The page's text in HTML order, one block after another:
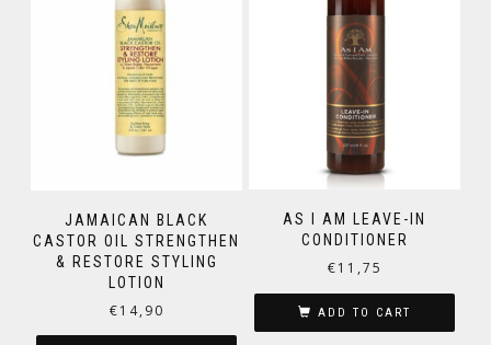
JAMAICAN BLACK
CASTOR OIL STRENGTHEN
& RESTORE STYLING
LOTION
€14,90
AS I AM LEAVE-IN
CONDITIONER
€11,75
ADD TO CART